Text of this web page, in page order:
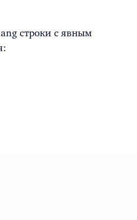
строки с явным